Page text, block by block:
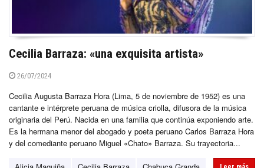
Cecilia Barraza: «una exquisita artista»
26/07/2024
Cecilia Augusta Barraza Hora (Lima, 5 de noviembre de 1952) es una
cantante e intérprete peruana de música criolla, difusora de la música
originaria del Perú. Nacida en una familia que continúa exponiendo arte.
Es la hermana menor del abogado y poeta peruano Carlos Barraza Hora
y del comediante peruano Miguel «Chato» Barraza. Su trayectoria...